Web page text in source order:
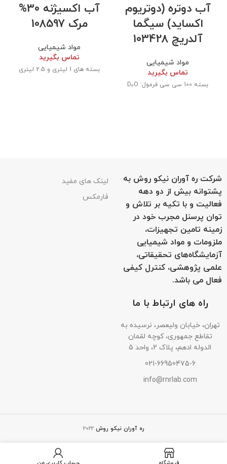
آب دوتره (دوتریوم
اکساید) سیگما
آلدریچ 103428
مواد شیمیایی
تماس بگیرید
بسته 100 سی سی فرمول: D 2O
آب اکسیژنه 30%
مرک 108597
مواد شیمیایی
تماس بگیرید
بسته های 1 لیتری و 2.5 لیتری
شرکت ره آوران نیکو روش به
پشتوانه بیش از دو دهه
فعالیت و با تکیه بر تلاش و
توان پرسنل مجرب خود در
زمینه تامین تجهیزات،
ملزومات و مواد شیمیایی
آزمایشگاه‌های تحقیقاتی،
علمی پژوهشی، کنترل کیفی
فعال می باشد.
لینک های مفید
فارمکس
راه های ارتباط با ما
تهران، خیابان ولیعصر، نرسیده به
تقاطع جمهوری، کوچه لقمان
الدوله ادهم، پلاک 2، واحد 5
021-66950475-6
info@rnrlab.com
ره آوران نیکو روش 2022